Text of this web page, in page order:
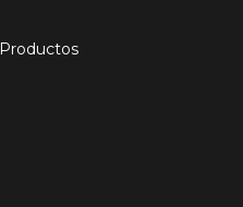
Productos